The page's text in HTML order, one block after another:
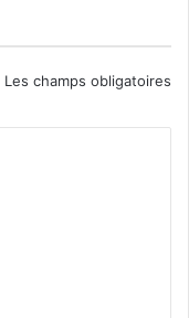
Les champs obligatoires